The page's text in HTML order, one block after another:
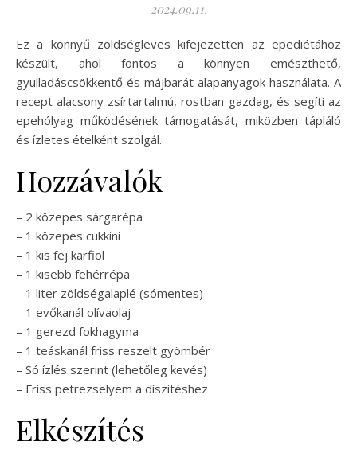
2024.09.11.
Ez a könnyű zöldségleves kifejezetten az epediétához
készült, ahol fontos a könnyen emészthető,
gyulladáscsökkentő és májbarát alapanyagok használata. A
recept alacsony zsírtartalmú, rostban gazdag, és segíti az
epehólyag működésének támogatását, miközben tápláló
és ízletes ételként szolgál.
Hozzávalók
– 2 közepes sárgarépa
– 1 közepes cukkini
– 1 kis fej karfiol
– 1 kisebb fehérrépa
– 1 liter zöldségalaplé (sómentes)
– 1 evőkanál olívaolaj
– 1 gerezd fokhagyma
– 1 teáskanál friss reszelt gyömbér
– Só ízlés szerint (lehetőleg kevés)
– Friss petrezselyem a díszítéshez
Elkészítés